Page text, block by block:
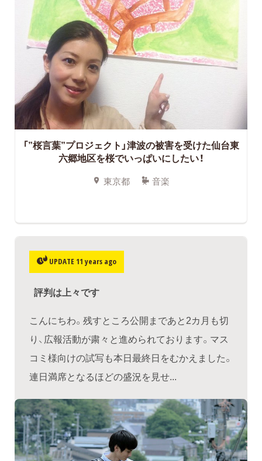
「”桜言葉”プロジェクト」津波の被害を受けた仙台東
六郷地区を桜でいっぱいにしたい！
東京都 音楽
UPDATE 11 years ago
評判は上々です
こんにちわ。残すところ公開まであと2カ月も切
り、広報活動が粛々と進められております。マス
コミ様向けの試写も本日最終日をむかえました。
連日満席となるほどの盛況を見せ...